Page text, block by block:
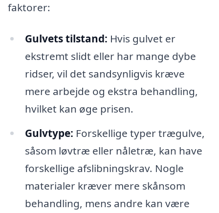
faktorer:
Gulvets tilstand: Hvis gulvet er
ekstremt slidt eller har mange dybe
ridser, vil det sandsynligvis kræve
mere arbejde og ekstra behandling,
hvilket kan øge prisen.
Gulvtype: Forskellige typer trægulve,
såsom løvtræ eller nåletræ, kan have
forskellige afslibningskrav. Nogle
materialer kræver mere skånsom
behandling, mens andre kan være